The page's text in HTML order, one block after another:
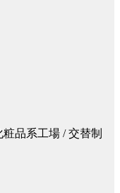
品系工場 / 交替制